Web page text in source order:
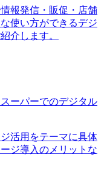
報発信・販促・店舗
使い方ができるデジ
介します。
ーパーでのデジタル
活用をテーマに具体
ジ導入のメリットな